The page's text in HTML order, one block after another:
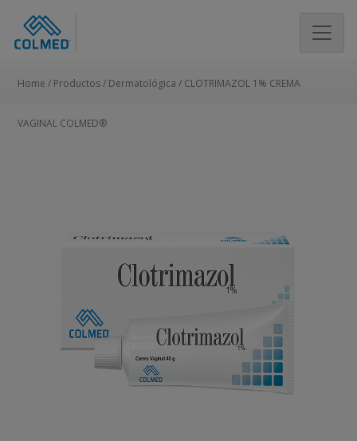
Home / Productos/ Dermatológica / CLOTRIMAZOL 1% CREMA
VAGINAL COLMED®